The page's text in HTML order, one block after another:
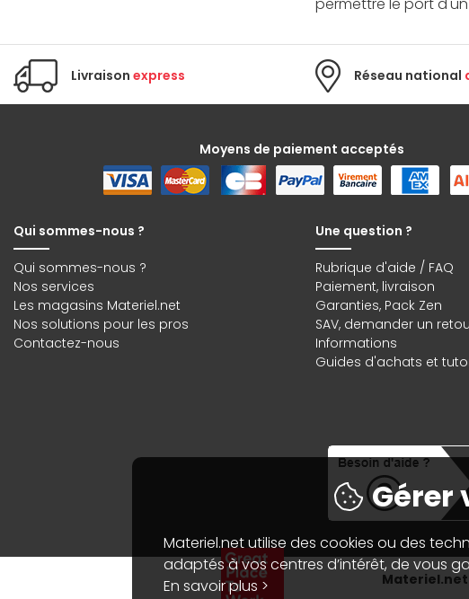
permettre le port
Livraison express Réseau national
Moyens de paiement acceptés
Qui sommes-nous ?
Qui sommes-nous ?
Nos services
Les magasins Materiel.net
Nos solutions pour les pros
Contactez-nous
Une question ?
Rubrique d'aide / FAQ
Paiement, livraison
Garanties, Pack Zen
SAV, demander un
Informations
Guides d'achats et
Materiel.net
Gérer
Materiel.net utilise des cookies ou des
adaptés à vos centres d’intérêt, de vous
En savoir plus >